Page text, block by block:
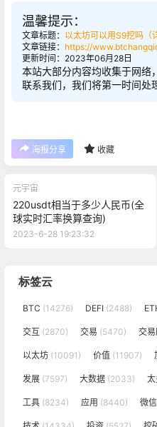
温馨提示：
文章标题： 以太坊可以用S9挖吗（
文章链接： https://
更新时间：2023年06月28日
本站大部分内容均收集于网络
联系我们，我们将第一时间处
海报分享 收藏
元宇宙
220usdt相当于多少人民币(全
球实时汇率换算查询)
2023-6-28 19:23:32
标签云
BTC (14276) DEFI (2488)
交互 (2870) 交易 (5470) 交
以太坊 (10091) 价值 (11907)
发展 (7597) 大数据 (2033) 太
工具 (8234) 应用 (8440) 微信